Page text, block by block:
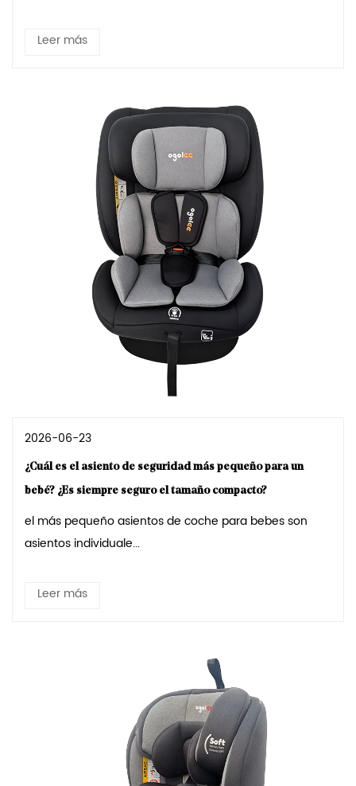
Leer más
2026-06-23
¿Cuál es el asiento de seguridad más pequeño para un
bebé? ¿Es siempre seguro el tamaño compacto?
el más pequeño asientos de coche para bebes son
asientos individuale...
Leer más